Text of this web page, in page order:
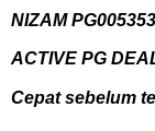
NIZAM PG005353
ACTIVE PG
Cepat sebelum